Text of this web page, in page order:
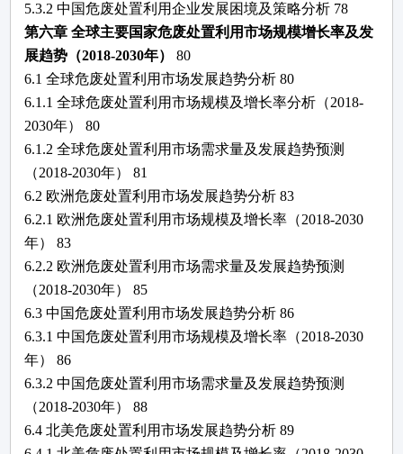
5.3.2 中国危废处置利用企业发展困境及策略分析 78
第六章 全球主要国家危废处置利用市场规模增长率及发
展趋势（2018-2030年）
80
6.1 全球危废处置利用市场发展趋势分析 80
6.1.1 全球危废处置利用市场规模及增长率分析（2018-
2030年）
80
6.1.2 全球危废处置利用市场需求量及发展趋势预测
（2018-2030年）
81
6.2 欧洲危废处置利用市场发展趋势分析 83
6.2.1 欧洲危废处置利用市场规模及增长率（2018-2030
年）
83
6.2.2 欧洲危废处置利用市场需求量及发展趋势预测
（2018-2030年）
85
6.3 中国危废处置利用市场发展趋势分析 86
6.3.1 中国危废处置利用市场规模及增长率（2018-2030
年）
86
6.3.2 中国危废处置利用市场需求量及发展趋势预测
（2018-2030年）
88
6.4 北美危废处置利用市场发展趋势分析 89